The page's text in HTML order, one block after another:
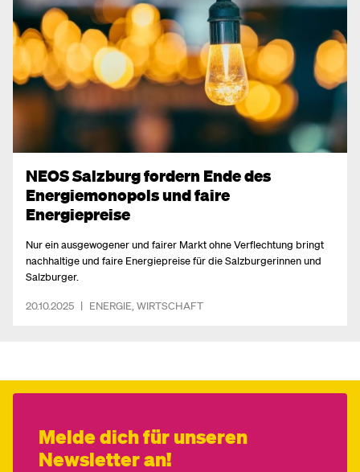
NEOS Salzburg fordern Ende des
Energiemonopols und faire
Energiepreise
Nur ein ausgewogener und fairer Markt ohne Verflechtung bringt
nachhaltige und faire Energiepreise für die Salzburgerinnen und
Salzburger.
20.10.2025 | ENERGIE WIRTSCHAFT
Melde dich für unseren
Newsletter an!